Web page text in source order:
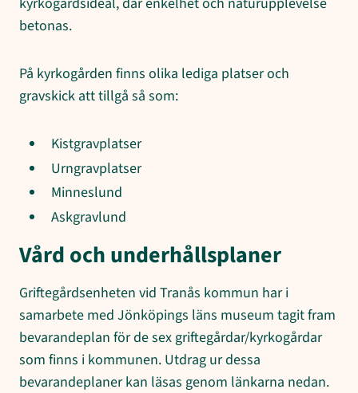
betonas.
På kyrkogården finns olika lediga platser och
gravskick att tillgå så som:
Kistgravplatser
Urngravplatser
Minneslund
Askgravlund
Vård och underhållsplaner
Griftegårdsenheten vid Tranås kommun har i
samarbete med Jönköpings läns museum tagit fram
bevarandeplan för de sex griftegårdar/kyrkogårdar
som finns i kommunen. Utdrag ur dessa
bevarandeplaner kan läsas genom länkarna nedan.